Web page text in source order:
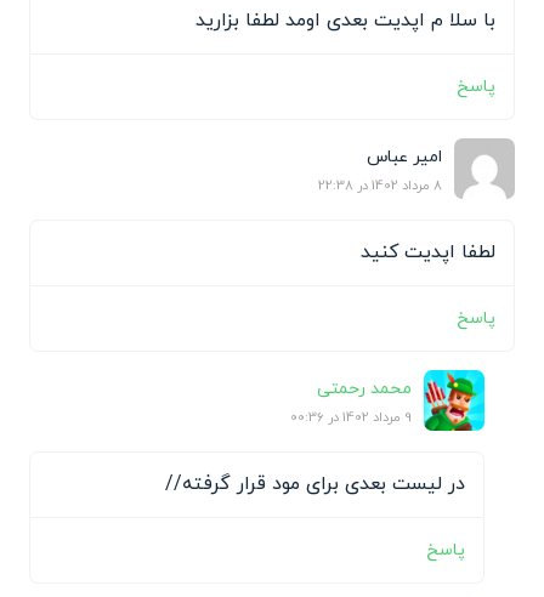
با سلا م اپدیت بعدی اومد لطفا بزارید
پاسخ
امیر عباس
8 مرداد 1402 در 22:38
لطفا اپدیت کنید
پاسخ
محمد رحمتی
9 مرداد 1402 در 00:36
در لیست بعدی برای مود قرار گرفته//
پاسخ